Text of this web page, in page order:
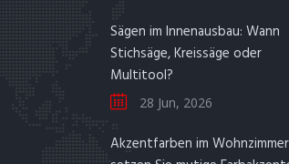
Sägen im Innenausbau: Wann
Stichsäge, Kreissäge oder
Multitool?
28 Jun, 2026
Akzentfarben im